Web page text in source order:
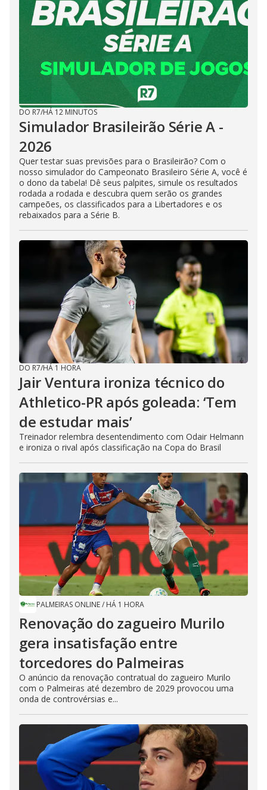
DO R7/HÁ 12 MINUTOS
Simulador Brasileirão Série A -
2026
Quer testar suas previsões para o Brasileirão? Com o
nosso simulador do Campeonato Brasileiro Série A, você é
o dono da tabela! Dê seus palpites, simule os resultados
rodada a rodada e descubra quem serão os grandes
campeões, os classificados para a Libertadores e os
rebaixados para a Série B.
DO R7/HÁ 1 HORA
Jair Ventura ironiza técnico do
Athletico-PR após goleada: ‘Tem
de estudar mais’
Treinador relembra desentendimento com Odair Helmann
e ironiza o rival após classificação na Copa do Brasil
PALMEIRAS ONLINE/ HÁ 1 HORA
Renovação do zagueiro Murilo
gera insatisfação entre
torcedores do Palmeiras
O anúncio da renovação contratual do zagueiro Murilo
com o Palmeiras até dezembro de 2029 provocou uma
onda de controvérsias e...